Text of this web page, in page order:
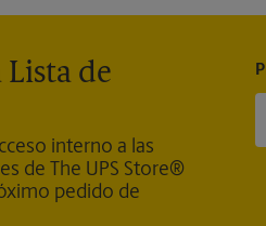
Lista de
interno a las
de The UPS Store®
pedido de